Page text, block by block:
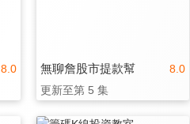
8.0 8.0
無聊詹股市提款幫
更新至第 5 集